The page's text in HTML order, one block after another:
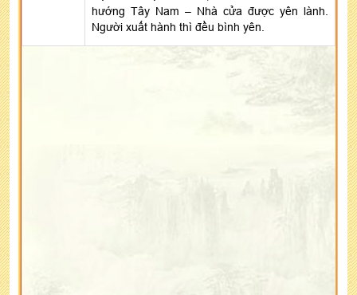
hướng Tây Nam – Nhà cửa được yên lành.
Người xuất hành thì đều bình yên.